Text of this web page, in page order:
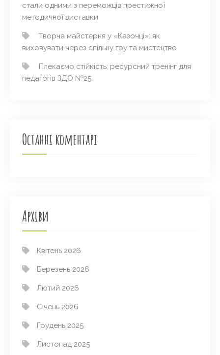
стали одними з переможців престижної
методичної виставки
Творча майстерня у «Казочці»: як
виховувати через спільну гру та мистецтво
Плекаємо стійкість: ресурсний тренінг для
педагогів ЗДО №25
Останні коментарі
Архіви
Квітень 2026
Березень 2026
Лютий 2026
Січень 2026
Грудень 2025
Листопад 2025